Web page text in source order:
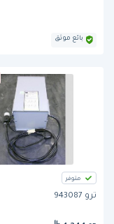
بائع موثق
متوفر
ترو 943087